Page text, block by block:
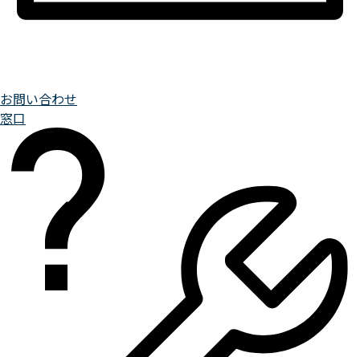
お問い合わせ
窓口